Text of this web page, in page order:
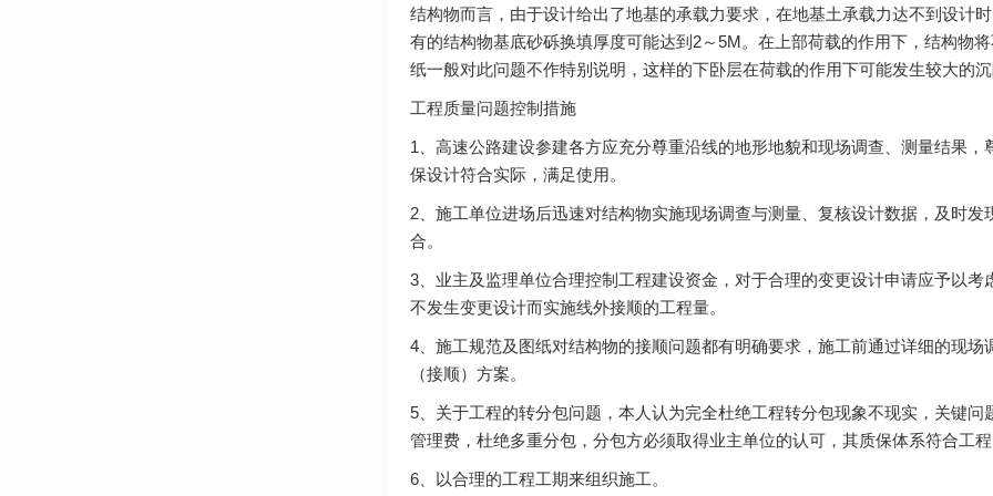
结构物而言，由于设计给出了地基的承载力要求，在地基土承载力达不到设计
有的结构物基底砂砾换填厚度可能达到2～5M。在上部荷载的作用下，结构物
纸一般对此问题不作特别说明，这样的下卧层在荷载的作用下可能发生较大的
工程质量问题控制措施
1、高速公路建设参建各方应充分尊重沿线的地形地貌和现场调查、测量结果
保设计符合实际，满足使用。
2、施工单位进场后迅速对结构物实施现场调查与测量、复核设计数据，及时
合。
3、业主及监理单位合理控制工程建设资金，对于合理的变更设计申请应予以
不发生变更设计而实施线外接顺的工程量。
4、施工规范及图纸对结构物的接顺问题都有明确要求，施工前通过详细的现
（接顺）方案。
5、关于工程的转分包问题，本人认为完全杜绝工程转分包现象不现实，关键
管理费，杜绝多重分包，分包方必须取得业主单位的认可，其质保体系符合工
6、以合理的工程工期来组织施工。